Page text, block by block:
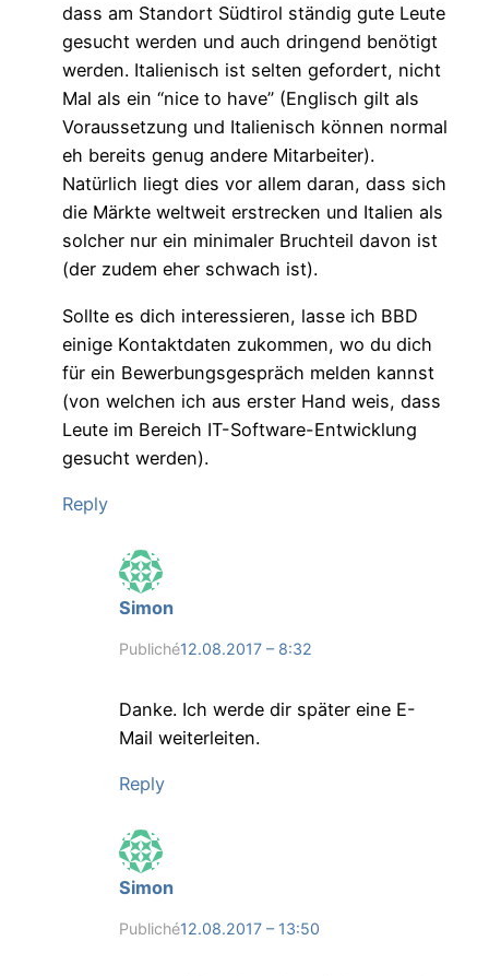
dass am Standort Südtirol ständig gute Leute
gesucht werden und auch dringend benötigt
werden. Italienisch ist selten gefordert, nicht
Mal als ein “nice to have” (Englisch gilt als
Voraussetzung und Italienisch können normal
eh bereits genug andere Mitarbeiter).
Natürlich liegt dies vor allem daran, dass sich
die Märkte weltweit erstrecken und Italien als
solcher nur ein minimaler Bruchteil davon ist
(der zudem eher schwach ist).
Sollte es dich interessieren, lasse ich BBD
einige Kontaktdaten zukommen, wo du dich
für ein Bewerbungsgespräch melden kannst
(von welchen ich aus erster Hand weis, dass
Leute im Bereich IT-Software-Entwicklung
gesucht werden).
Reply
Simon
Publiché12.08.2017 – 8:32
Danke. Ich werde dir später eine E-
Mail weiterleiten.
Reply
Simon
Publiché12.08.2017 – 13:50